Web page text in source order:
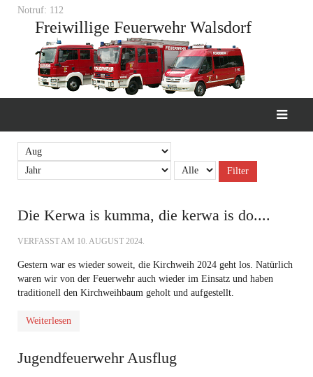
Notruf: 112
Freiwillige Feuerwehr Walsdorf
Filter
Die Kerwa is kumma, die kerwa is do....
VERFASST AM 10. AUGUST 2024.
Gestern war es wieder soweit, die Kirchweih 2024 geht los. Natürlich
waren wir von der Feuerwehr auch wieder im Einsatz und haben
traditionell den Kirchweihbaum geholt und aufgestellt.
Weiterlesen
Jugendfeuerwehr Ausflug